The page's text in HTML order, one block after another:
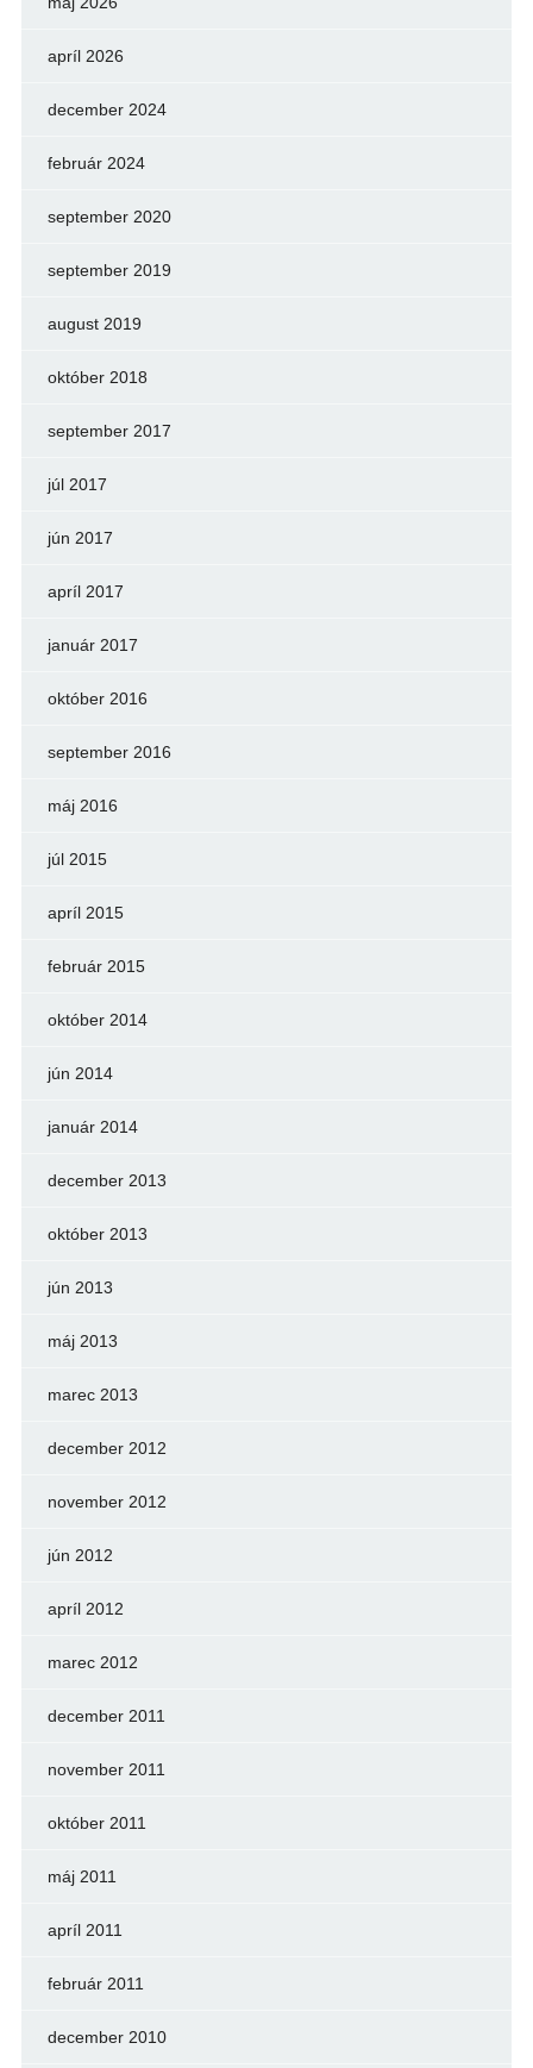
apríl 2026
december 2024
február 2024
september 2020
september 2019
august 2019
október 2018
september 2017
júl 2017
jún 2017
apríl 2017
január 2017
október 2016
september 2016
máj 2016
júl 2015
apríl 2015
február 2015
október 2014
jún 2014
január 2014
december 2013
október 2013
jún 2013
máj 2013
marec 2013
december 2012
november 2012
jún 2012
apríl 2012
marec 2012
december 2011
november 2011
október 2011
máj 2011
apríl 2011
február 2011
december 2010